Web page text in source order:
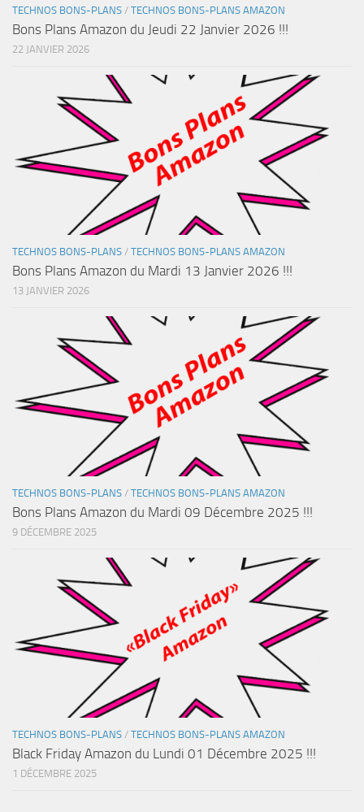
TECHNOS BONS-PLANS / TECHNOS BONS-PLANS AMAZON
Bons Plans Amazon du Jeudi 22 Janvier 2026 !!!
22 JANVIER 2026
TECHNOS BONS-PLANS / TECHNOS BONS-PLANS AMAZON
Bons Plans Amazon du Mardi 13 Janvier 2026 !!!
13 JANVIER 2026
TECHNOS BONS-PLANS / TECHNOS BONS-PLANS AMAZON
Bons Plans Amazon du Mardi 09 Décembre 2025 !!!
9 DÉCEMBRE 2025
TECHNOS BONS-PLANS / TECHNOS BONS-PLANS AMAZON
Black Friday Amazon du Lundi 01 Décembre 2025 !!!
1 DÉCEMBRE 2025